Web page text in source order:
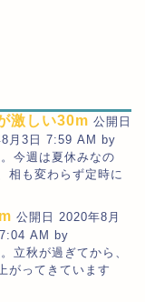
激しい30m 公開日
月3日 7:59 AM by
今週は夏休みなの
相も変わらず定時に
公開日 2020年8月
AM by
立秋が過ぎてから、
がってきています